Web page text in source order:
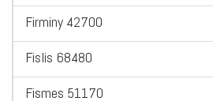
Firminy 42700
Fislis 68480
Fismes 51170